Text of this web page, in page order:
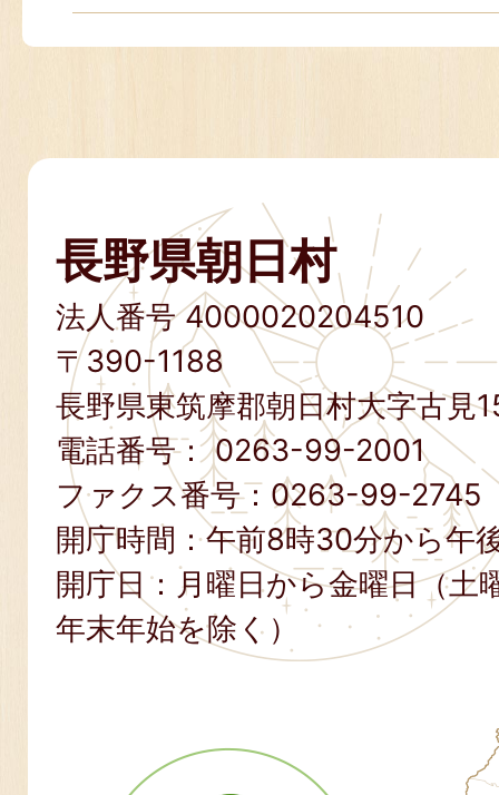
長野県朝日村
法人番号 4000020204510
〒390-1188
長野県東筑摩郡朝日村大字古見
電話番号：0263-99-2001
ファクス番号： 0263-99-2745
開庁時間：午前8時30分から午
開庁日：月曜日から金曜日（土
年末年始を除く）